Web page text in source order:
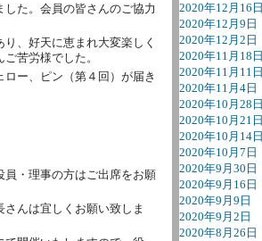
た。会員の皆さんのご協力
、好天に恵まれ大変楽しく
苦労様でした。
ー、ピン（第４回）が届き
員・理事の方はご出席をお願
んは宜しくお願い致しま
2020年12月16日
2020年12月9日
2020年12月2日
2020年11月18日
2020年11月11日
2020年11月4日
2020年10月28日
2020年10月21日
2020年10月14日
2020年10月7日
2020年9月30日
2020年9月16日
2020年9月9日
2020年9月2日
2020年8月26日